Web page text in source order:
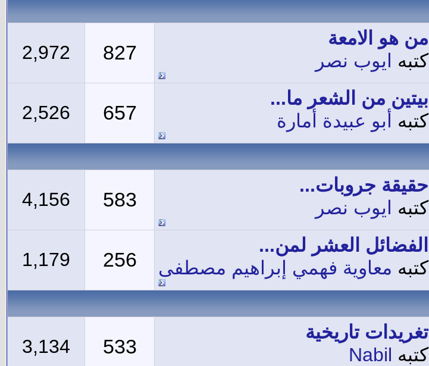
من هو الامعة
كتبه
ايوب نصر 827
2,972
بيتين من الشعر ما...
كتبه
أبو عبيدة أمارة 657
2,526
حقيقة جروبات...
كتبه
ايوب نصر 583
4,156
الفضائل العشر لمن...
كتبه معاوية فهمي إبراهيم مصطفى 256
1,179
تغريدات تاريخية
كتبه Nabil
533
3,134